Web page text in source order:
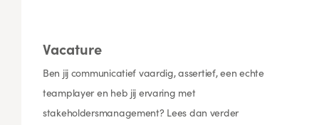
Vacature
Ben jij communicatief vaardig, assertief, een echte
teamplayer en heb jij ervaring met
stakeholdersmanagement? Lees dan verder